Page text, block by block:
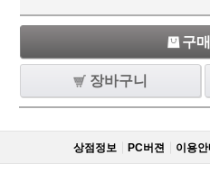
구
장바구니
상점정보 PC버젼 이용안